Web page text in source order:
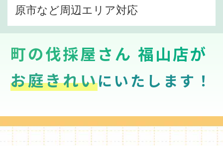
原市など周辺エリア対応
町の伐採屋さん 福山店が
お庭きれいにいたします！